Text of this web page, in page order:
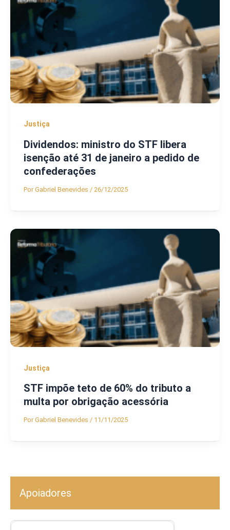
Justiça
Dividendos: ministro do STF libera
isenção até 31 de janeiro a pedido de
confederações
PorGabriel Benevides / 26/12/2025
Justiça
STF impõe teto de 60% do tributo a
multa por obrigação acessória
PorGabriel Benevides / 11/11/2025
Apoiadores